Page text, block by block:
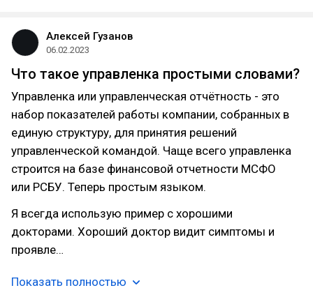
Алексей Гузанов
06.02.2023
Что такое управленка простыми словами?
Управленка или управленческая отчётность - это
набор показателей работы компании, собранных в
единую структуру, для принятия решений
управленческой командой. Чаще всего управленка
строится на базе финансовой отчетности МСФО
или РСБУ. Теперь простым языком.
Я всегда использую пример с хорошими
докторами. Хороший доктор видит симптомы и
проявле…
Показать полностью